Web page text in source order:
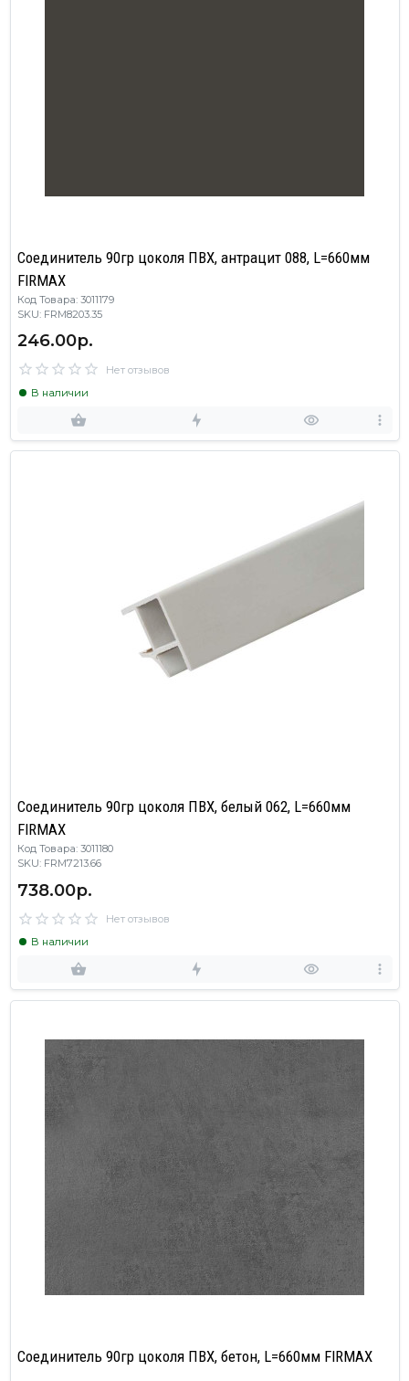
Соединитель 90гр цоколя ПВХ, антрацит 088, L=660мм
FIRMAX
Код Товара: 3011179
SKU: FRM8203.35
246.00р.
Нет отзывов
В наличии
Соединитель 90гр цоколя ПВХ, белый 062, L=660мм
FIRMAX
Код Товара: 3011180
SKU: FRM7213.66
738.00р.
Нет отзывов
В наличии
Соединитель 90гр цоколя ПВХ, бетон, L=660мм FIRMAX